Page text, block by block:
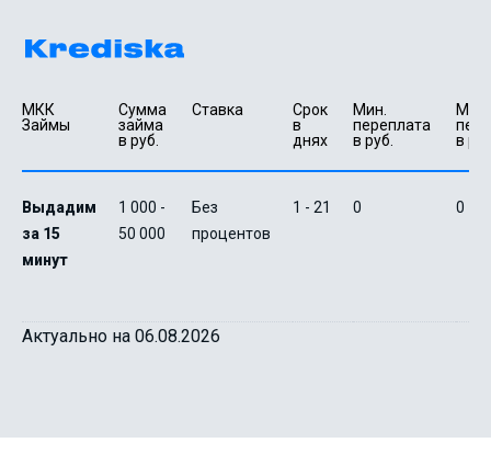
МКК
Займы
Сумма
займа
в руб.
Ставка
Срок
в
днях
Мин.
переплата
в руб.
в
Выдадим
за 15
минут
1 000 -
50 000
Без
процентов
1 - 21 0 0
Актуально на 06.08.2026